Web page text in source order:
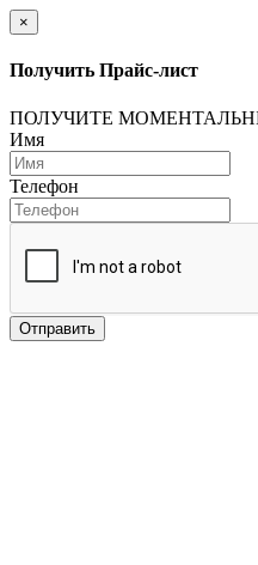
×
Получить Прайс-лист
ПОЛУЧИТЕ
Имя
Телефон
Отправить